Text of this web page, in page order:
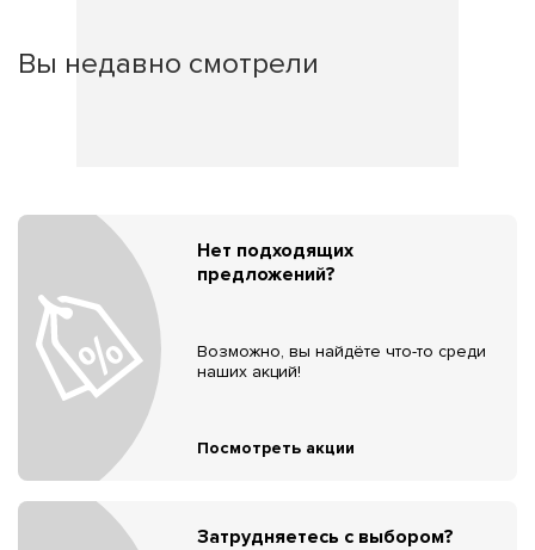
Вы недавно смотрели
Нет подходящих
предложений?
Возможно, вы найдёте что-то среди
наших акций!
Посмотреть акции
Затрудняетесь с выбором?